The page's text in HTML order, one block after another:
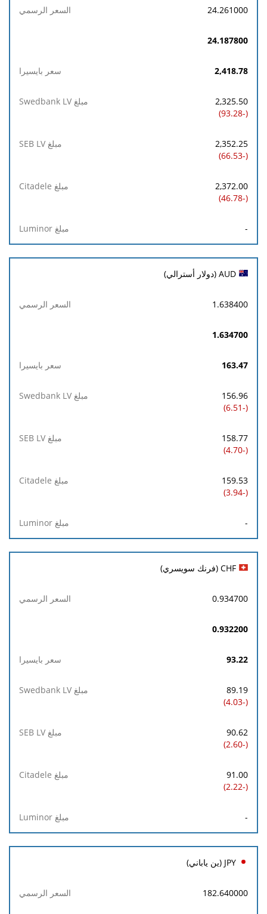
24.261000
24.187800
2,418.78
2,325.50
(-93.28)
2,352.25
(-66.53)
2,372.00
(-46.78)
-
1.638400
1.634700
163.47
156.96
(-6.51)
158.77
(-4.70)
159.53
(-3.94)
-
0.934700
0.932200
93.22
89.19
(-4.03)
90.62
(-2.60)
91.00
(-2.22)
-
182.640000